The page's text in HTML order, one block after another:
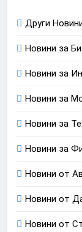
Други
Новини за
Новини за
Новини за
Новини за
Новини за
Новини от
Новини от
Новини от